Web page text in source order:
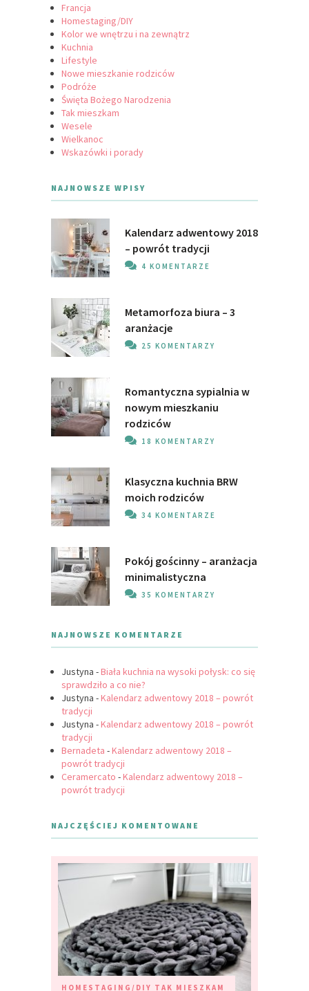
Francja
Homestaging/DIY
Kolor we wnętrzu i na zewnątrz
Kuchnia
Lifestyle
Nowe mieszkanie rodziców
Podróże
Święta Bożego Narodzenia
Tak mieszkam
Wesele
Wielkanoc
Wskazówki i porady
NAJNOWSZE WPISY
Kalendarz adwentowy 2018
– powrót tradycji
4 KOMENTARZE
Metamorfoza biura – 3
aranżacje
25 KOMENTARZY
Romantyczna sypialnia w
nowym mieszkaniu
rodziców
18 KOMENTARZY
Klasyczna kuchnia BRW
moich rodziców
34 KOMENTARZE
Pokój gościnny – aranżacja
minimalistyczna
35 KOMENTARZY
NAJNOWSZE KOMENTARZE
Justyna -Biała kuchnia na wysoki połysk: co się
sprawdziło a co nie?
Justyna -Kalendarz adwentowy 2018 – powrót
tradycji
Justyna -Kalendarz adwentowy 2018 – powrót
tradycji
Bernadeta -Kalendarz adwentowy 2018 –
powrót tradycji
Ceramercato -Kalendarz adwentowy 2018 –
powrót tradycji
NAJCZĘŚCIEJ KOMENTOWANE
HOMESTAGING/DIY TAK MIESZKAM